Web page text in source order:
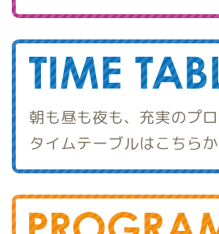
朝も昼も夜も、充実のプロ
タイムテーブルはこちらか